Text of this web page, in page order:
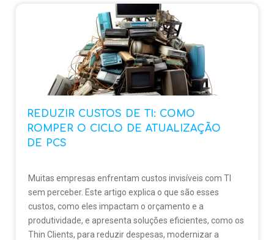
infraestrutura com uma solução que entrega mais por
REDUZIR CUSTOS DE TI: COMO
ROMPER O CICLO DE ATUALIZAÇÃO
DE PCS
Muitas empresas enfrentam custos invisíveis com TI
sem perceber. Este artigo explica o que são esses
custos, como eles impactam o orçamento e a
produtividade, e apresenta soluções eficientes, como os
Thin Clients, para reduzir despesas, modernizar a